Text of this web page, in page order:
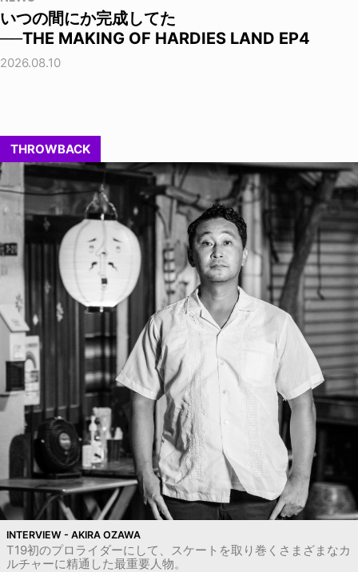
いつの間にか完成してた
──THE MAKING OF HARDIES LAND EP4
2026.08.10
THROWBACK
INTERVIEW - AKIRA OZAWA
T19初のプロライダーにして、スケートを取り巻くさまざまなカ
ルチャーに精通した最重要人物。